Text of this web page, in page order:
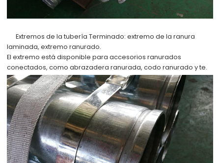
Extremos de la tubería Terminado: extremo de la ranura
laminada, extremo ranurado.
El extremo está disponible para accesorios ranurados
conectados, como abrazadera ranurada, codo ranurado y te.